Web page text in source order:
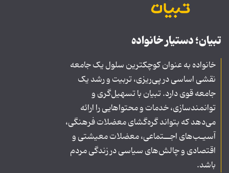
تبیان؛ دستیار خانواده
خانواده به عنوان کوچکترین سلول یک جامعه
نقشی اساسی در پی‌ریزی، تربیت و رشد یک
جامعه قوی دارد. تبیان با تسهیل‌گری و
توانمندسازی، خدمات و محتواهایی را ارائه
می‌دهد که بتواند گره‌گشای معضلات فرهنگی،
آسیـب‌های اجــتماعی، معضلات معیشتی و
اقتصادی و چالش‌های سیاسی در زندگی مردم
باشد.